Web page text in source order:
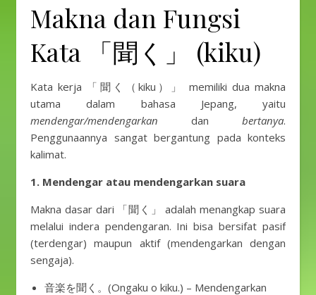
Makna dan Fungsi
Kata 「聞く」 (kiku)
Kata kerja 「聞く（kiku）」 memiliki dua makna
utama dalam bahasa Jepang, yaitu
mendengar/mendengarkan dan bertanya.
Penggunaannya sangat bergantung pada konteks
kalimat.
1. Mendengar atau mendengarkan suara
Makna dasar dari 「聞く」 adalah menangkap suara
melalui indera pendengaran. Ini bisa bersifat pasif
(terdengar) maupun aktif (mendengarkan dengan
sengaja).
音楽を聞く。(Ongaku o kiku.) – Mendengarkan